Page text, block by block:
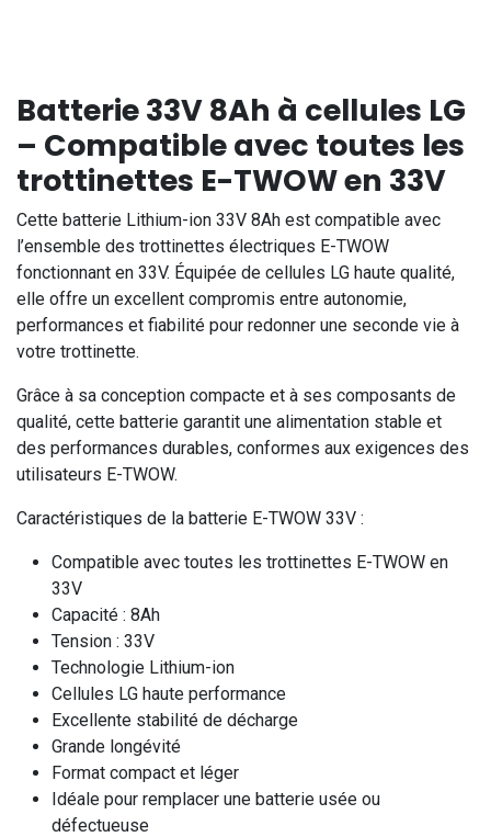
Batterie 33V 8Ah à cellules LG
– Compatible avec toutes les
trottinettes E-TWOW en 33V
Cette batterie Lithium-ion 33V 8Ah est compatible avec
l’ensemble des trottinettes électriques E-TWOW
fonctionnant en 33V. Équipée de cellules LG haute qualité,
elle offre un excellent compromis entre autonomie,
performances et fiabilité pour redonner une seconde vie à
votre trottinette.
Grâce à sa conception compacte et à ses composants de
qualité, cette batterie garantit une alimentation stable et
des performances durables, conformes aux exigences des
utilisateurs E-TWOW.
Caractéristiques de la batterie E-TWOW 33V :
Compatible avec toutes les trottinettes E-TWOW en
33V
Capacité : 8Ah
Tension : 33V
Technologie Lithium-ion
Cellules LG haute performance
Excellente stabilité de décharge
Grande longévité
Format compact et léger
Idéale pour remplacer une batterie usée ou
défectueuse